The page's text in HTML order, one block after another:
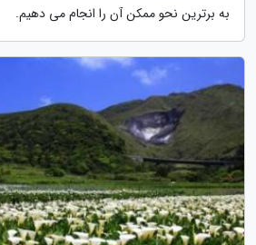
به برترین نحو ممکن آن را انجام می دهیم.